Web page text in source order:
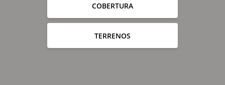
COBERTURA
TERRENOS